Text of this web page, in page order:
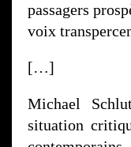
passagers
voix
[…]
Michael
situation